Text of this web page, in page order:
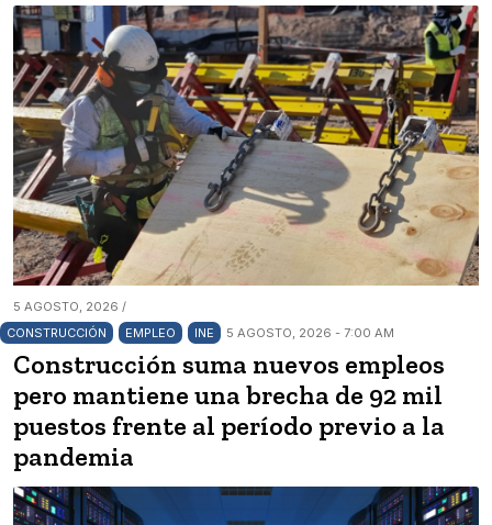
5 AGOSTO, 2026 /
CONSTRUCCIÓN
EMPLEO INE 5 AGOSTO, 2026 - 7:00 AM
Construcción suma nuevos empleos
pero mantiene una brecha de 92 mil
puestos frente al período previo a la
pandemia